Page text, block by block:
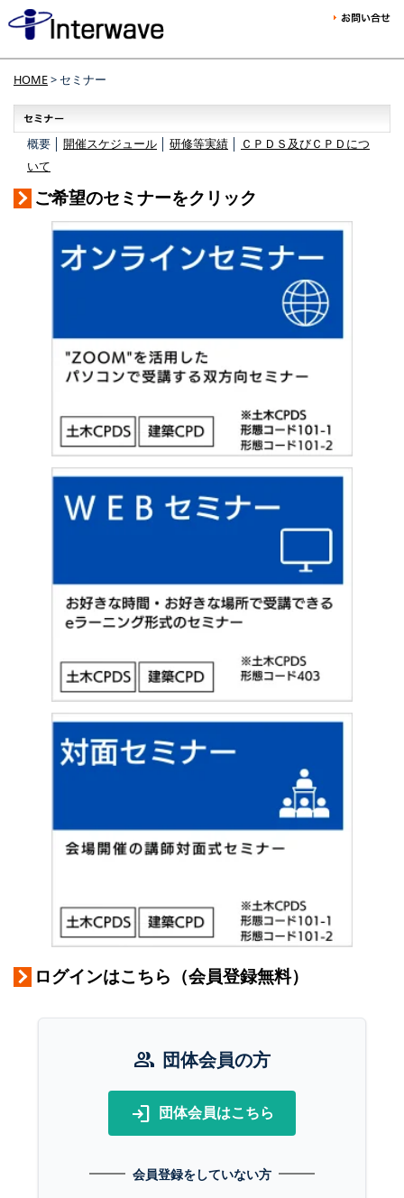
HOME> セミナー
概要 │ 開催スケジュール 研修等実績
ＣＰＤＳ及びＣＰＤにつ
いて
ご希望のセミナーをクリック
ログインはこちら（会員登録無料）
group 団体会員の方
login 団体会員はこちら
会員登録をしていない方